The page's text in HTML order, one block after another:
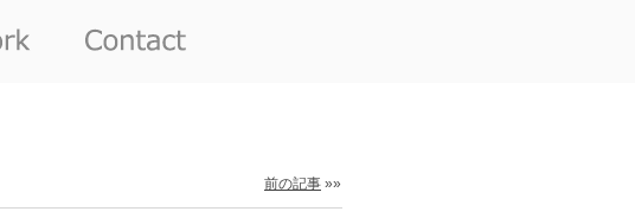
前の記事 »»